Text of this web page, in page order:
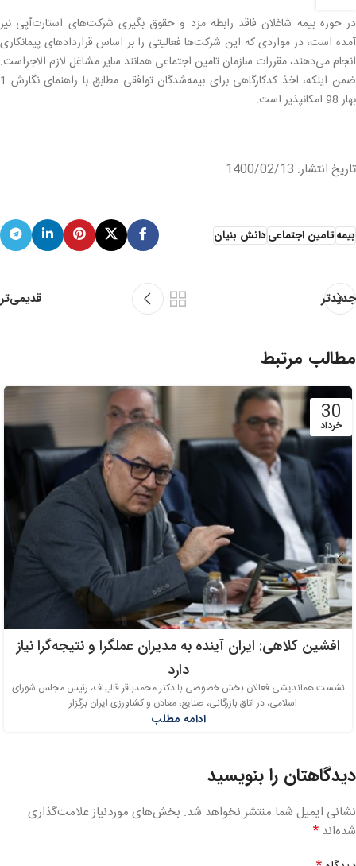
در حوزه بیمه شاغلان فاقد رابطه مزد و حقوق بگیری شرکت‌های استارت‌آپی نیز
آمده است، در مواردی که این شرکت‌ها فعالیتی را بر اساس قراردادهای پیمانکاری
انجام می‌دهند، مقررات سازمان تامین اجتماعی همانند سایر مشاغل لازم الاجراست.
ضمن اینکه، اخذ کدکارگاهی برای بیمه‌شدگان توافقی مطابق با راهنمای نگارش 1
بهار 98 امکانپذیر است.
تاریخ انتشار: 1400/02/13
بیمهتامین اجتماعیدانش بنیان
جدیدتر قدیمی‌تر
مطالب مرتبط
30
خرداد
افشین کلاهی: ایران آینده به مدیران عملگرا و نتیجه‌گرا نیاز
دارد
نشست هماندیشی فعالان بخش خصوصی با دکتر محمدباقر قالیباف، رئیس مجلس شورای
اسلامی، در اتاق بازرگانی، صنایع، معادن و کشاورزی ایران برگزار ...
ادامه مطلب
دیدگاهتان را بنویسید
نشانی ایمیل شما منتشر نخواهد شد. بخش‌های موردنیاز علامت‌گذاری
شده‌اند *